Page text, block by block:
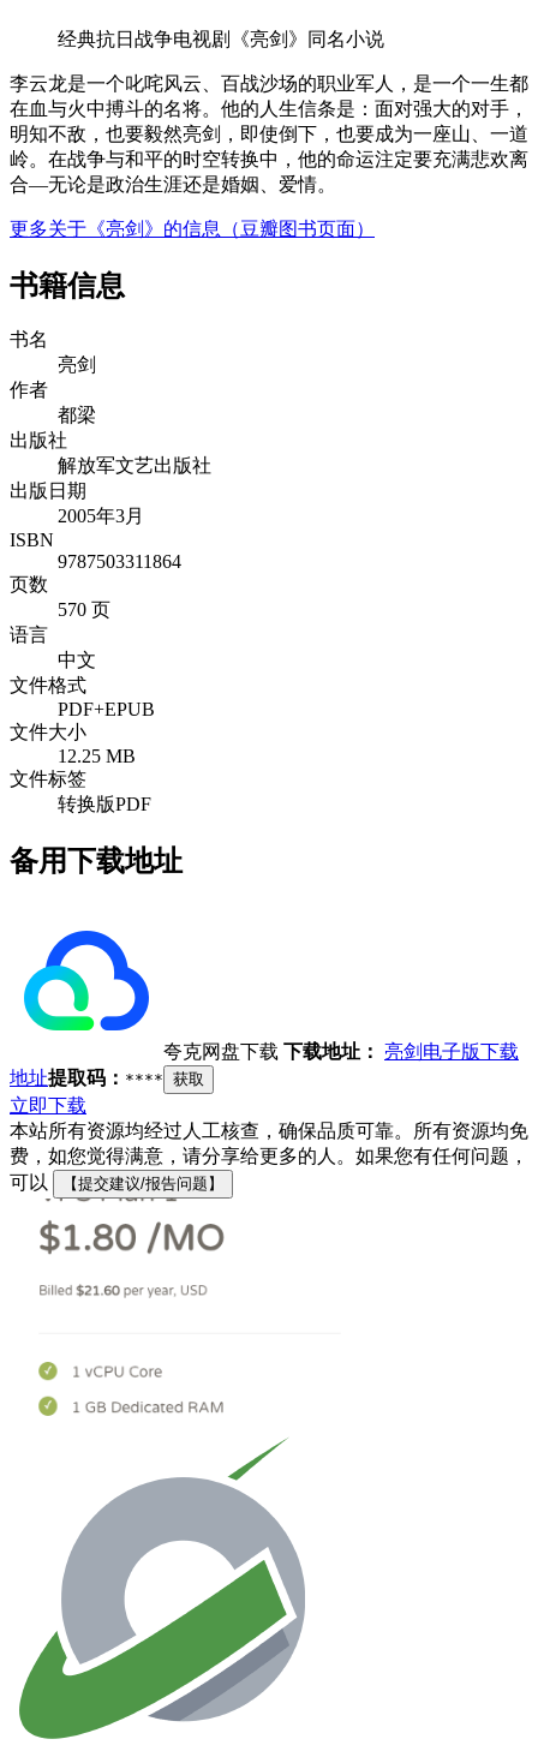
经典抗日战争电视剧《亮剑》同名小说
李云龙是一个叱咤风云、百战沙场的职业军人，是一个一生都
在血与火中搏斗的名将。他的人生信条是：面对强大的对手，
明知不敌，也要毅然亮剑，即使倒下，也要成为一座山、一道
岭。在战争与和平的时空转换中，他的命运注定要充满悲欢离
合—无论是政治生涯还是婚姻、爱情。
更多关于《亮剑》的信息（豆瓣图书页面）
书籍信息
书名
亮剑
作者
都梁
出版社
解放军文艺出版社
出版日期
2005年3月
ISBN
9787503311864
页数
570 页
语言
中文
文件格式
PDF+EPUB
文件大小
12.25 MB
文件标签
转换版PDF
备用下载地址
夸克网盘下载 下载地址： 亮剑电子版下载
地址提取码： **** 获取
立即下载
本站所有资源均经过人工核查，确保品质可靠。所有资源均免
费，如您觉得满意，请分享给更多的人。如果您有任何问题，
可以
【提交建议/报告问题】